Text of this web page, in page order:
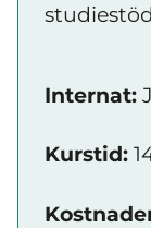
Internat:
Kurstid: